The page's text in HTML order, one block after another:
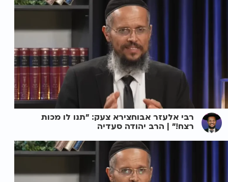
רבי אלעזר אבוחצירא צעק: "תנו לו מכות
רצח!" | הרב יהודה סעדיה